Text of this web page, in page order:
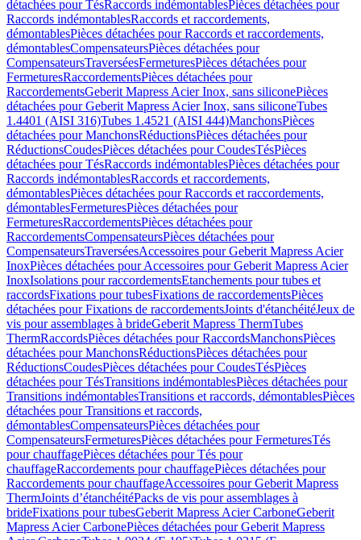
détachées pour TésRaccords indémontablesPièces détachées pour
Raccords indémontablesRaccords et raccordements,
démontablesPièces détachées pour Raccords et raccordements,
démontablesCompensateursPièces détachées pour
CompensateursTraverséesFermeturesPièces détachées pour
FermeturesRaccordementsPièces détachées pour
RaccordementsGeberit Mapress Acier Inox, sans siliconePièces
détachées pour Geberit Mapress Acier Inox, sans siliconeTubes
1.4401 (AISI 316)Tubes 1.4521 (AISI 444)ManchonsPièces
détachées pour ManchonsRéductionsPièces détachées pour
RéductionsCoudesPièces détachées pour CoudesTésPièces
détachées pour TésRaccords indémontablesPièces détachées pour
Raccords indémontablesRaccords et raccordements,
démontablesPièces détachées pour Raccords et raccordements,
démontablesFermeturesPièces détachées pour
FermeturesRaccordementsPièces détachées pour
RaccordementsCompensateursPièces détachées pour
CompensateursTraverséesAccessoires pour Geberit Mapress Acier
InoxPièces détachées pour Accessoires pour Geberit Mapress Acier
InoxIsolations pour raccordementsEtanchements pour tubes et
raccordsFixations pour tubesFixations de raccordementsPièces
détachées pour Fixations de raccordementsJoints d'étanchéitéJeux de
vis pour assemblages à brideGeberit Mapress ThermTubes
ThermRaccordsPièces détachées pour RaccordsManchonsPièces
détachées pour ManchonsRéductionsPièces détachées pour
RéductionsCoudesPièces détachées pour CoudesTésPièces
détachées pour TésTransitions indémontablesPièces détachées pour
Transitions indémontablesTransitions et raccords, démontablesPièces
détachées pour Transitions et raccords,
démontablesCompensateursPièces détachées pour
CompensateursFermeturesPièces détachées pour FermeturesTés
pour chauffagePièces détachées pour Tés pour
chauffageRaccordements pour chauffagePièces détachées pour
Raccordements pour chauffageAccessoires pour Geberit Mapress
ThermJoints d’étanchéitéPacks de vis pour assemblages à
brideFixations pour tubesGeberit Mapress Acier CarboneGeberit
Mapress Acier CarbonePièces détachées pour Geberit Mapress